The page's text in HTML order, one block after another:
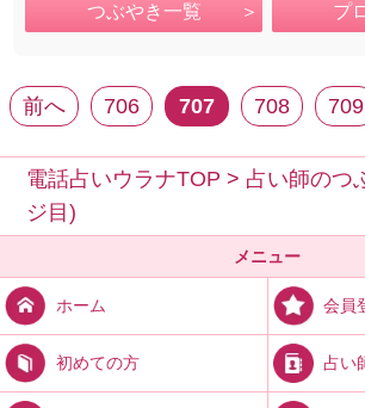
つぶやき一覧 プ
前へ 706 707 708 709
電話占いウラナTOP > 占い師のつ
ジ目)
メニュー
ホーム 会員
初めての方 占い